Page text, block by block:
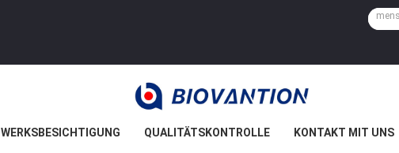
WERKSBESICHTIGUNG QUALITÄTSKONTROLLE KONTAKT MIT UNS